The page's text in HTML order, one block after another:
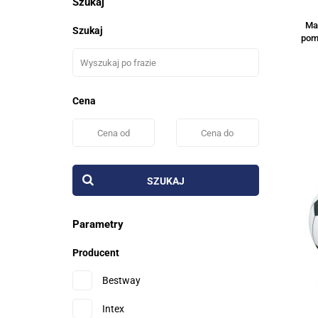
Szukaj
Cena
SZUKAJ
Parametry
Producent
Bestway
Intex